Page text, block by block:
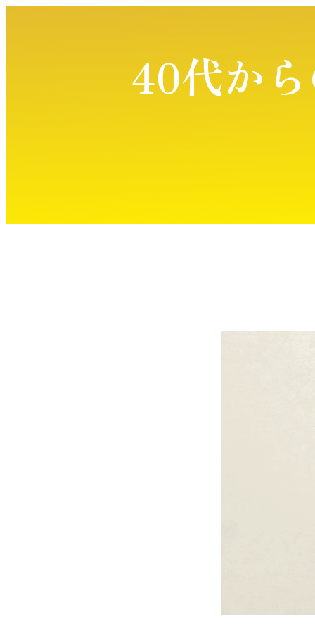
40代から